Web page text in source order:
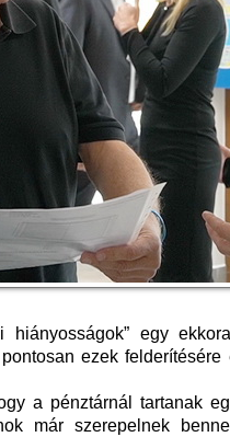
hiányosságok” egy
ezek
a pénztárnál tartanak
már szerepelnek